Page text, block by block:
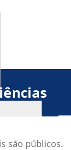
são públicos.